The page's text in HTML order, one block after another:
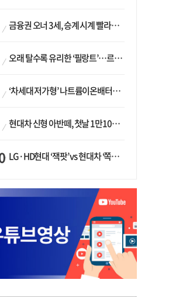
금융권 오너 3세, 승계 시계 빨라지나…한국투자 ‘속도’·미래에셋·메리츠는 ‘거리두기’
오래 탈수록 유리한 ‘필랑트’…르노코리아, 5년 뒤 잔존가치 53% 보장
‘차세대 저가형’ 나트륨이온배터리 시대 오나…LG화학·에코프로, 상용화 속도낸다
현대차 신형 아반떼, 첫날 1만1094대 계약…역대 최고치 경신
LG·HD현대 ‘잭팟’ vs 현대차 ‘쪽박’…글로벌 사모펀드, 韓 대기업 투자 ‘희비’